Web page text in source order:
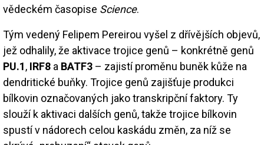
vědeckém časopise Science.
Tým vedený Felipem Pereirou vyšel z dřívějších objevů,
jež odhalily, že aktivace trojice genů – konkrétně genů
PU.1, IRF8 a BATF3 – zajistí proměnu buněk kůže na
dendritické buňky. Trojice genů zajišťuje produkci
bílkovin označovaných jako transkripční faktory. Ty
slouží k aktivaci dalších genů, takže trojice bílkovin
spustí v nádorech celou kaskádu změn, za níž se